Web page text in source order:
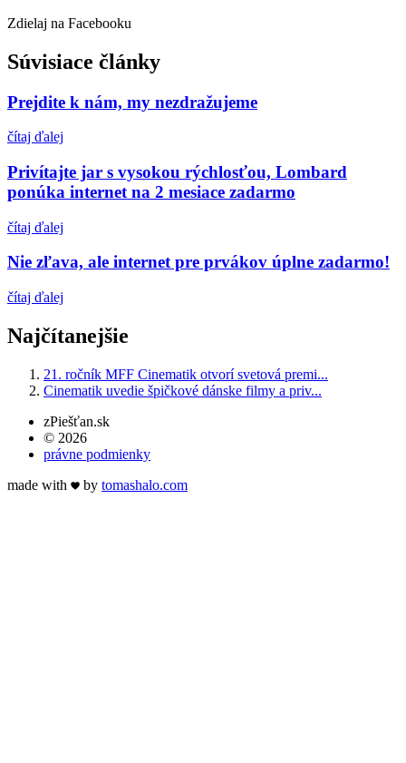
Zdielaj na Facebooku
Súvisiace články
Prejdite k nám, my nezdražujeme
čítaj ďalej
Privítajte jar s vysokou rýchlosťou, Lombard
ponúka internet na 2 mesiace zadarmo
čítaj ďalej
Nie zľava, ale internet pre prvákov úplne zadarmo!
čítaj ďalej
Najčítanejšie
21. ročník MFF Cinematik otvorí svetová premi...
Cinematik uvedie špičkové dánske filmy a priv...
zPiešťan.sk
© 2026
právne podmienky
made with
by tomashalo.com